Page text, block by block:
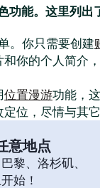
功能。这里列出
。你只需要创建
你的个人简介
位置漫游功能，
位，尽情与其
意地点
黎、洛杉矶、
始！